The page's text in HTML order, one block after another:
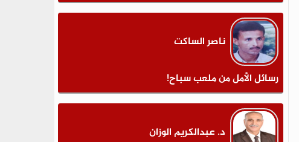
ناصر الساكت
رسائل الأمل من ملعب سباح!
د. عبدالكريم الوزان